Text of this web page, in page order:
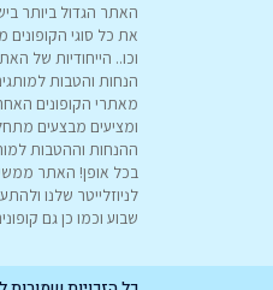
האתר הגדול ביותר
את כל סוגי הקופונים
וכו.. הייחודיות של
הנחות והטבות
מאתרי הקופונים
ומציעים מבצעים
ההנחות וההטבות
בכל אופן! האתר
לניוזלייטר שלנו
שבוע וכמו כן גם